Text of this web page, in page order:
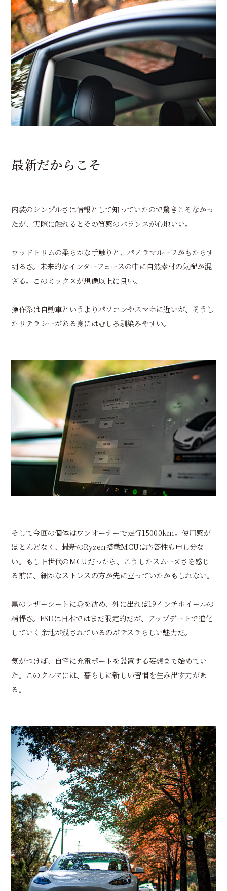
最新だからこそ
内装のシンプルさは情報として知っていたので驚きこそなかっ
たが、実際に触れるとその質感のバランスが心地いい。
ウッドトリムの柔らかな手触りと、パノラマルーフがもたらす
明るさ。未来的なインターフェースの中に自然素材の気配が混
ざる。このミックスが想像以上に良い。
操作系は自動車というよりパソコンやスマホに近いが、そうし
たリテラシーがある身にはむしろ馴染みやすい。
そして今回の個体はワンオーナーで走行15000km。使用感が
ほとんどなく、最新のRyzen搭載MCUは応答性も申し分な
い。もし旧世代のMCUだったら、こうしたスムーズさを感じ
る前に、細かなストレスの方が先に立っていたかもしれない。
黒のレザーシートに身を沈め、外に出れば19インチホイールの
精悍さ。FSDは日本ではまだ限定的だが、アップデートで進化
していく余地が残されているのがテスラらしい魅力だ。
気がつけば、自宅に充電ポートを設置する妄想まで始めてい
た。このクルマには、暮らしに新しい習慣を生み出す力があ
る。